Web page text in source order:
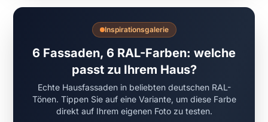
Inspirationsgalerie
6 Fassaden, 6 RAL-Farben: welche
passt zu Ihrem Haus?
Echte Hausfassaden in beliebten deutschen RAL-
Tönen. Tippen Sie auf eine Variante, um diese Farbe
direkt auf Ihrem eigenen Foto zu testen.